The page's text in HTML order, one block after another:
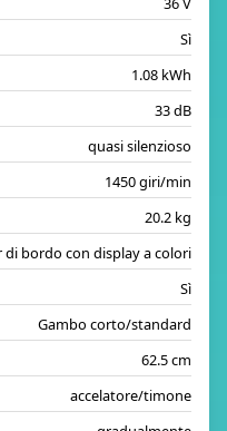
Sì
1.08 kWh
33 dB
quasi silenzioso
1450 giri/min
20.2 kg
di bordo con display a colori
Sì
Gambo corto/standard
62.5 cm
accelatore/timone